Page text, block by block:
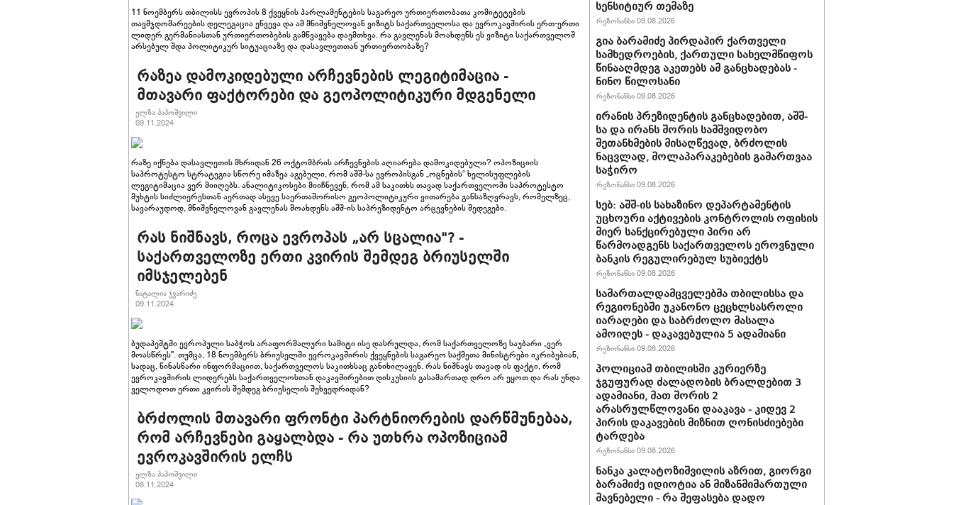
11 ნოემბერს თბილისს ევროპის 8 ქვეყნის პარლამენტების საგარეო ურთიერთობათა კომიტეტების
თავმჯდომარეების დელეგაცია ეწვევა და ამ მნიშვნელოვან ვიზიტს საქართველოსა და ევროკავშირის ერთ-ერთი
ლიდერ გერმანიასთან ურთიერთობების გამწვავება დაემთხვა. რა გავლენას მოახდენს ეს ვიზიტი საქართველოშ
არსებულ შდა პოლიტიკურ სიტუაციაზე და დასავლეთთან ურთიერთობაზე?
რაზეა დამოკიდებული არჩევნების ლეგიტიმაცია -
მთავარი ფაქტორები და გეოპოლიტიკური მდგენელი
ელზა პაპოშვილი
09.11.2024
რაზე იქნება დასავლეთის მხრიდან 26 ოქტომბრის არჩევნების აღიარება დამოკიდებული? ოპოზიციის
საპროტესტო სტრატეგია სწორე იმაზეა აგებული, რომ აშშ-სა ევროპისგან „ოცნების“ ხელისუფლების
ლეგიტიმაცია ვერ მიიღებს. ანალიტიკოსები მიიჩნევენ, რომ ამ საკითხს თავად საქართველოში საპროტესტო
მუხტის სიძლიერესთან აერთად ასევე საერთაშორისო გეოპოლიტიკური ვითარება განსაზღვრავს, რომელზეც,
სავარაუდოდ, მნიშვნელოვან გავლენას მოახდენს აშშ-ის საპრეზიდენტო არცევნების შედეგები.
რას ნიშნავს, როცა ევროპას „არ სცალია"? -
საქართველოზე ერთი კვირის შემდეგ ბრიუსელში
იმსჯელებენ
ნატალია ჯვარიძე
09.11.2024
ბუდაპეშტში ევროპული საბჭოს არაფორმალური სამიტი ისე დასრულდა, რომ საქართველოზე საუბარი „ვერ
მოასწრეს". თუმცა, 18 ნოემბერს ბრიუსელში ევროკავშირის ქვეყნების საგარეო საქმეთა მინისტრები იკრიბებიან,
სადაც, წინასწარი ინფორმაციით, საქართველოს საკითხსაც განიხილავენ. რას ნიშნავს თავად ის ფაქტი, რომ
ევროკავშირის ლიდერებს საქართველოსთან დაკავშირებით დისკუსიის გასამართად დრო არ ეყოთ და რას უნდა
ველოდოთ ერთი კვირის შემდეგ ბრიუსელის შეხვედრიდან?
ბრძოლის მთავარი ფრონტი პარტნიორების დარწმუნებაა,
რომ არჩევნები გაყალბდა - რა უთხრა ოპოზიციამ
ევროკავშირის ელჩს
ელზა პაპოშვილი
08.11.2024
სენსიტიურ თემაზე
რეზონანსი 09.08.2026
გია ბარამიძე პირდაპირ ქართველი
სამხედროების, ქართული სახელმწიფოს
წინააღმდეგ აკეთებს ამ განცხადებას -
ნინო წილოსანი
რეზონანსი 09.08.2026
ირანის პრეზიდენტის განცხადებით, აშშ-
სა და ირანს შორის სამშვიდობო
შეთანხმების მისაღწევად, ბრძოლის
ნაცვლად, მოლაპარაკებების გამართვაა
საჭირო
რეზონანსი 09.08.2026
სებ: აშშ-ის სახაზინო დეპარტამენტის
უცხოური აქტივების კონტროლის ოფისის
მიერ სანქცირებული პირი არ
წარმოადგენს საქართველოს ეროვნული
ბანკის რეგულირებულ სუბიექტს
რეზონანსი 09.08.2026
სამართალდამცველებმა თბილისსა და
რეგიონებში უკანონო ცეცხლსასროლი
იარაღები და საბრძოლო მასალა
ამოიღეს - დაკავებულია 5 ადამიანი
რეზონანსი 09.08.2026
პოლიციამ თბილისში კურიერზე
ჯგუფურად ძალადობის ბრალდებით 3
ადამიანი, მათ შორის 2
არასრულწლოვანი დააკავა - კიდევ 2
პირის დაკავების მიზნით ღონისძიებები
ტარდება
რეზონანსი 09.08.2026
ნანკა კალატოზიშვილის აზრით, გიორგი
ბარამიძე იდიოტია ან მი­ზან­მი­მარ­თუ­ლი
მავ­ნე­ბე­ლი - რა შეფასება დადო